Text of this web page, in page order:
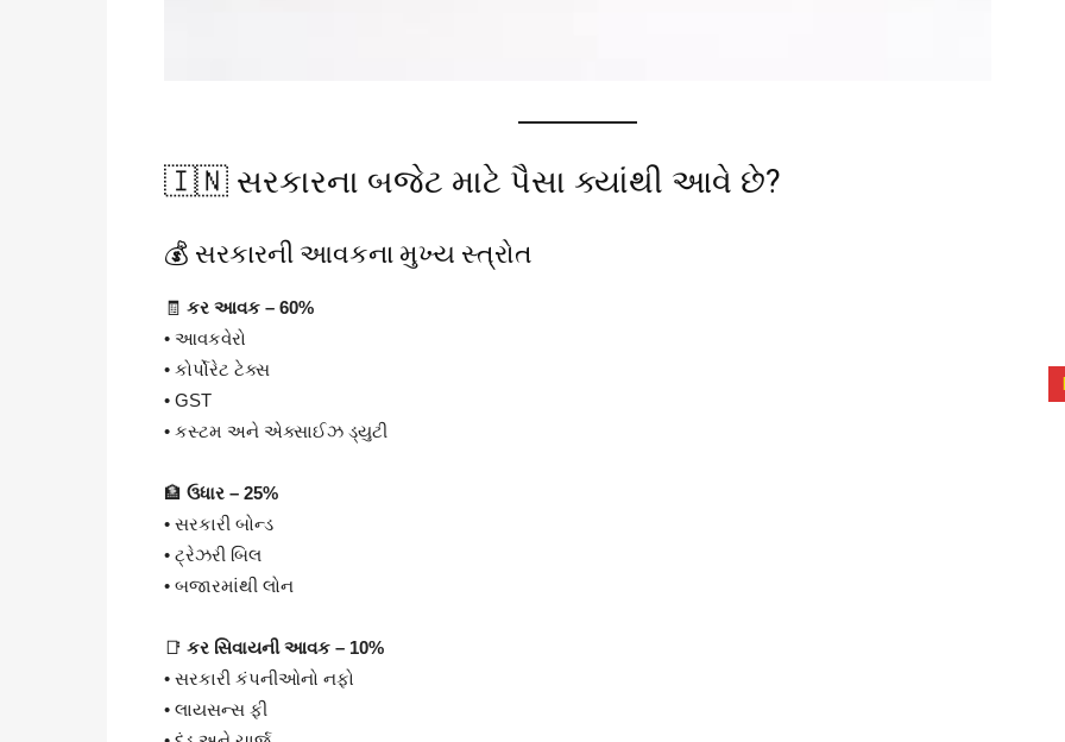
🇮🇳 સરકારના બજેટ માટે પૈસા ક્યાંથી આવે છે?
💰 સરકારની આવકના મુખ્ય સ્ત્રોત
🧾 કર આવક – 60%
• આવકવેરો
• કોર્પોરેટ ટેક્સ
• GST
• કસ્ટમ અને એક્સાઈઝ ડ્યુટી
🏦 ઉધાર – 25%
• સરકારી બોન્ડ
• ટ્રેઝરી બિલ
• બજારમાંથી લોન
📑 કર સિવાયની આવક – 10%
• સરકારી કંપનીઓનો નફો
• લાયસન્સ ફી